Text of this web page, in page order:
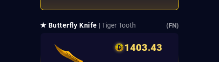
★ Butterfly Knife | Tiger Tooth (FN)
1403.43